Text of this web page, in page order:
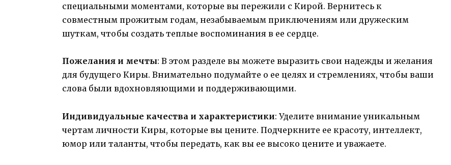
специальными моментами, которые вы пережили с Кирой. Вернитесь к
совместным прожитым годам, незабываемым приключениям или дружеским
шуткам, чтобы создать теплые воспоминания в ее сердце.
Пожелания и мечты: В этом разделе вы можете выразить свои надежды и желания
для будущего Киры. Внимательно подумайте о ее целях и стремлениях, чтобы ваши
слова были вдохновляющими и поддерживающими.
Индивидуальные качества и характеристики: Уделите внимание уникальным
чертам личности Киры, которые вы цените. Подчеркните ее красоту, интеллект,
юмор или таланты, чтобы передать, как вы ее высоко цените и уважаете.